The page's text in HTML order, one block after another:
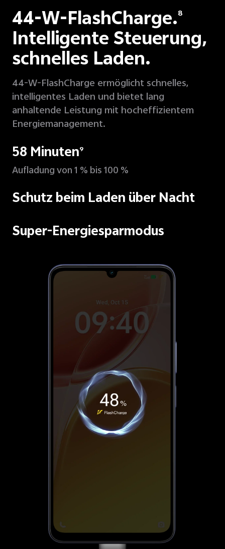
44-W-FlashCharge.8
Intelligente Steuerung,
schnelles Laden.
44-W-FlashCharge ermöglicht schnelles,
intelligentes Laden und bietet lang
anhaltende Leistung mit hocheffizientem
Energiemanagement.
58 Minuten9
Aufladung von 1 % bis 100 %
Schutz beim Laden über Nacht
Super-Energiesparmodus